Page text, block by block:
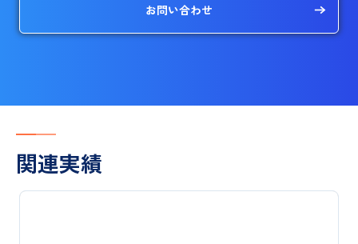
お問い合わせ
関連実績